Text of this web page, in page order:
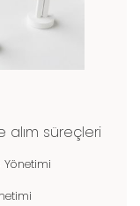
alım süreçleri